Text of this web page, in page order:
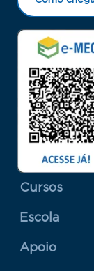
Menu
Cursos
Escola
Rodapé 2
Apoio